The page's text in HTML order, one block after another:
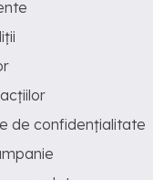
de confidențialitate